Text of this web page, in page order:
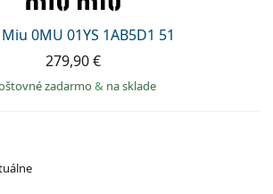
0MU 01YS 1AB5D1 51
279,90 €
zadarmo& na sklade